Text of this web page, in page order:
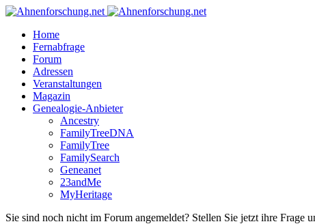
Home
Fernabfrage
Forum
Adressen
Veranstaltungen
Magazin
Genealogie-Anbieter
Ancestry
FamilyTreeDNA
FamilyTree
FamilySearch
Geneanet
23andMe
MyHeritage
Sie sind noch nicht im Forum angemeldet? Stellen Sie jetzt ihre Frage